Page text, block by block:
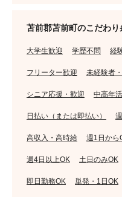
苫前郡苫前町のこだわ
大学生歓迎 学歴不問 経
フリーター歓迎 未経験者
シニア応援・歓迎 中高年
日払い（または即払い）
高収入・高時給 週1日から
週4日以上OK 土日のみOK
即日勤務OK 単発・1日OK